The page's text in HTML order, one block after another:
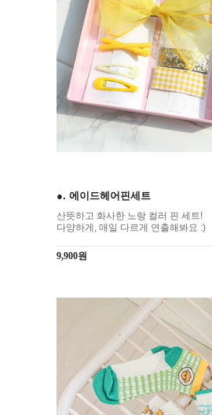
●. 에이드헤어핀세트
산뜻하고 화사한 노랑 컬러 핀 세트!
다양하게, 매일 다르게 연출해봐요 :)
9,900원